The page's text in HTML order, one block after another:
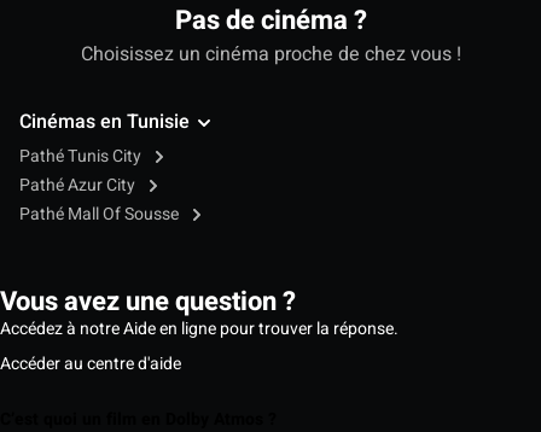
Pas de cinéma ?
Choisissez un cinéma proche de chez vous !
Cinémas en Tunisie
Pathé Tunis City
Pathé Azur City
Pathé Mall Of Sousse
Vous avez une question ?
Accédez à notre Aide en ligne pour trouver la réponse.
Accéder au centre d'aide